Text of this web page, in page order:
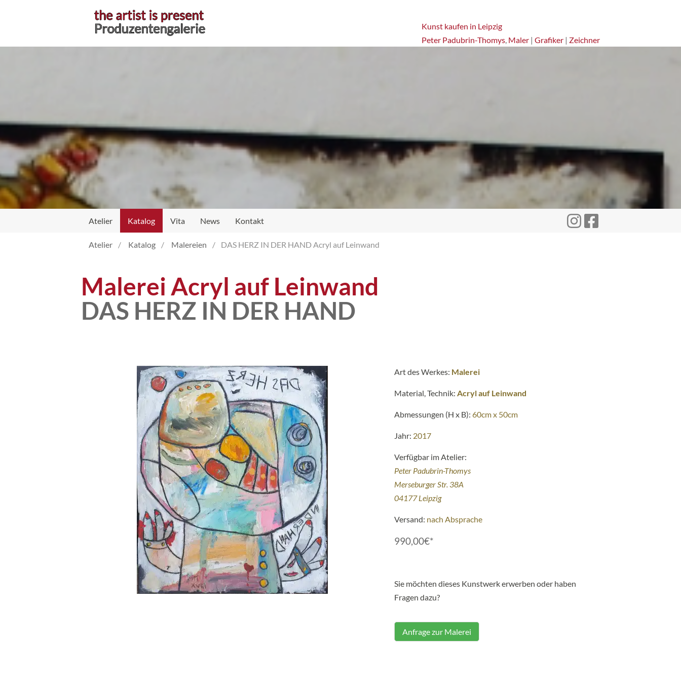
Kunst kaufen in Leipzig
Peter Padubrin-Thomys, Maler | Grafiker | Zeichner
Atelier Katalog Vita News Kontakt
Atelier Katalog Malereien DAS HERZ IN DER HAND Acryl auf Leinwand
Malerei Acryl auf Leinwand
DAS HERZ IN DER HAND
Art des Werkes: Malerei
Material, Technik: Acryl auf Leinwand
Abmessungen (H x B): 60cm x 50cm
Jahr: 2017
Verfügbar im Atelier:
Peter Padubrin-Thomys
Merseburger Str. 38A
04177 Leipzig
Versand: nach Absprache
990,00€*
Sie möchten dieses Kunstwerk erwerben oder haben
Fragen dazu?
Anfrage zur Malerei